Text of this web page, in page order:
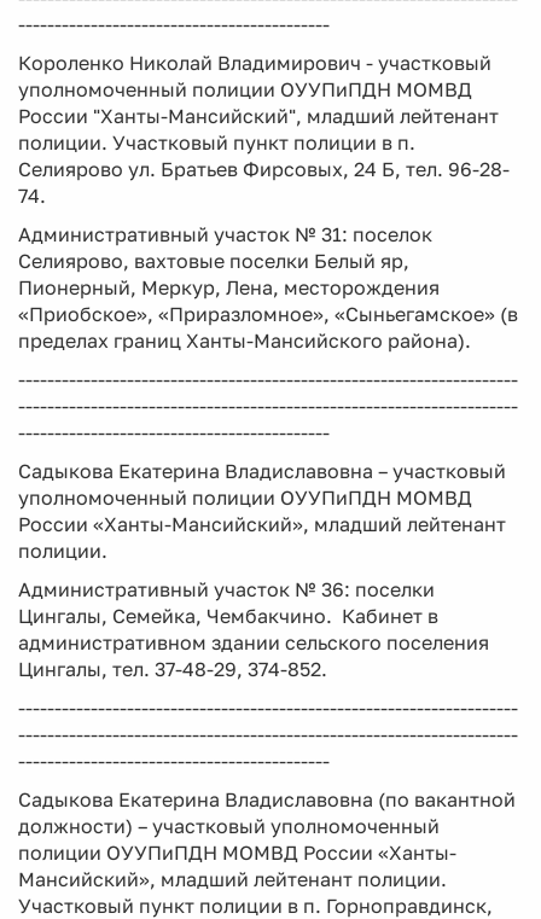
-------------------------------------------
Короленко Николай Владимирович - участковый
уполномоченный полиции ОУУПиПДН МОМВД
России "Ханты-Мансийский", младший лейтенант
полиции. Участковый пункт полиции в п.
Селиярово ул. Братьев Фирсовых, 24 Б, тел. 96-28-
74.
Административный участок № 31: поселок
Селиярово, вахтовые поселки Белый яр,
Пионерный, Меркур, Лена, месторождения
«Приобское», «Приразломное», «Сыньегамское» (в
пределах границ Ханты-Мансийского района).
---------------------------------------------------------------------
---------------------------------------------------------------------
-------------------------------------------
Садыкова Екатерина Владиславовна – участковый
уполномоченный полиции ОУУПиПДН МОМВД
России «Ханты-Мансийский», младший лейтенант
полиции.
Административный участок № 36: поселки
Цингалы, Семейка, Чембакчино. Кабинет в
административном здании сельского поселения
Цингалы, тел. 37-48-29, 374-852.
---------------------------------------------------------------------
---------------------------------------------------------------------
-------------------------------------------
Садыкова Екатерина Владиславовна (по вакантной
должности) – участковый уполномоченный
полиции ОУУПиПДН МОМВД России «Ханты-
Мансийский», младший лейтенант полиции.
Участковый пункт полиции в п. Горноправдинск,